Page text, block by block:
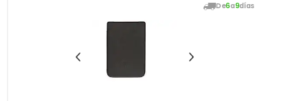
De6a9días